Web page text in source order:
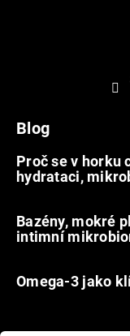
Blog
Proč se v
hydrataci,
Bazény, mokré
intimní
Omega-3 jako